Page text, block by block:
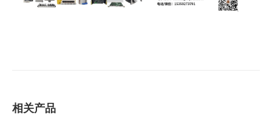
相关产品